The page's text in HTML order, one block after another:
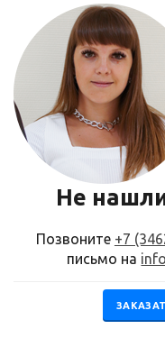
Не
Позвоните +7
письмо на